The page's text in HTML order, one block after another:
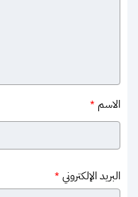
الاسم *
البريد الإلكتروني *